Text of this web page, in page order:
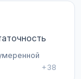
+38